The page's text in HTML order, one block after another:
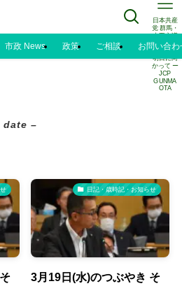
日本共産
党 群馬・
太田市議
水野正己
のブログ |
明日に向
かって ー
JCP
GUNMA
OTA
市政 News 政策 ご相談 お問い合わ
date –
日記・歳時記・お知らせ
3月19日(水)のつぶやき そ